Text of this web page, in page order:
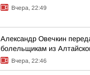
Вчера, 22:49
Александр Овечкин
болельщикам из
Вчера, 22:46